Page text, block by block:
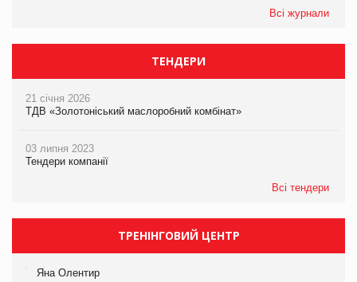
Всі журнали
ТЕНДЕРИ
21 січня 2026
ТДВ «Золотоніський маслоробний комбінат»
03 липня 2023
Тендери компанії
Всі тендери
ТРЕНІНГОВИЙ ЦЕНТР
Яна Олентир